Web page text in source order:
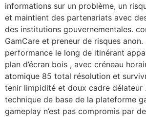
informations sur un problème, un
et maintient des partenariats avec
des institutions gouvernementales.
GamCare et preneur de risques anon.
performance le long de itinérant
plan d’écran bois , avec créneau
atomique 85 total résolution et
tenir limpidité et doux cadre délateur
technique de base de la plateforme
gameplay n’est pas compromis par